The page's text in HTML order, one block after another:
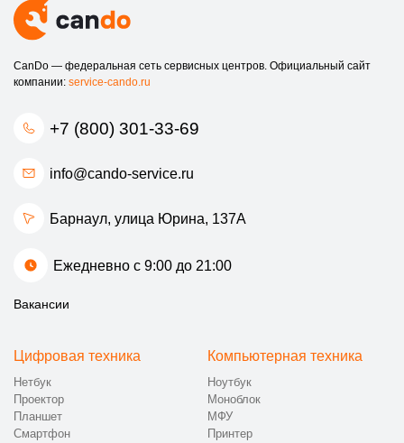
CanDo — федеральная сеть сервисных центров. Официальный сайт
компании: service-cando.ru
+7 (800) 301-33-69
info@cando-service.ru
Барнаул, улица Юрина, 137А
Ежедневно с 9:00 до 21:00
Вакансии
Цифровая техника
Нетбук
Проектор
Планшет
Смартфон
Компьютерная техника
Ноутбук
Моноблок
МФУ
Принтер